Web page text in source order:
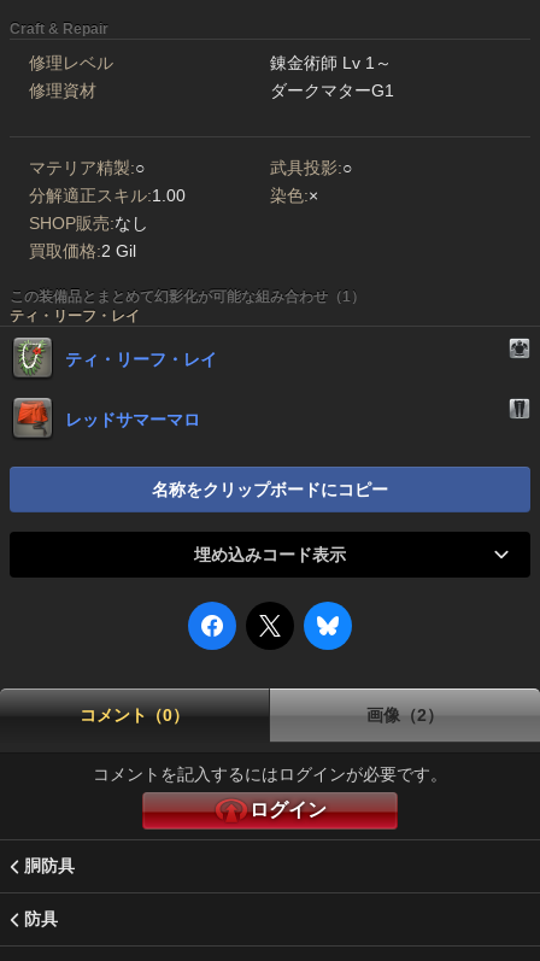
Craft & Repair
修理レベル
錬金術師 Lv 1～
修理資材
ダークマターG1
マテリア精製:○ 武具投影:○
分解適正スキル:1.00 染色:×
SHOP販売:なし
買取価格:2 Gil
この装備品とまとめて幻影化が可能な組み合わせ（1）
ティ・リーフ・レイ
ティ・リーフ・レイ
レッドサマーマロ
名称をクリップボードにコピー
埋め込みコード表示
コメント（0） 画像（2）
コメントを記入するにはログインが必要です。
ログイン
胴防具
防具